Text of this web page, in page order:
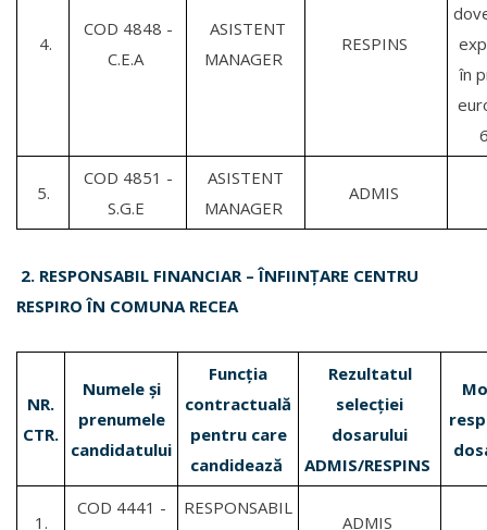
4.
COD 4848 -
C.E.A
ASISTENT
MANAGER
RESPINS
în
5.
COD 4851 -
S.G.E
ASISTENT
MANAGER
ADMIS
2. RESPONSABIL FINANCIAR – ÎNFIINȚARE CENTRU
RESPIRO ÎN COMUNA RECEA
NR.
CTR.
Numele și
prenumele
candidatului
Funcția
contractuală
pentru care
candidează
Rezultatul
selecției
dosarului
ADMIS/RESPINS
1.
COD 4441 -
RESPONSABIL
ADMIS